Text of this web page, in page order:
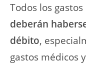
Todos los
deberán
débito,
gastos médicos